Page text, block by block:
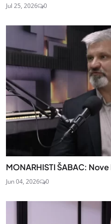
Jul 25, 2026 0
MONARHISTI ŠABAC:
Jun 04, 2026 0